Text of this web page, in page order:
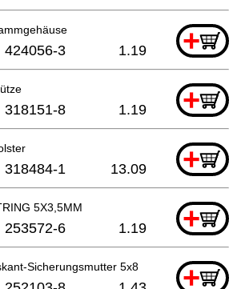
+
424056-3 1.19
+
318151-8 1.19
+
318484-1 13.09
5X3,5MM +
253572-6 1.19
Sicherungsmutter 5x8 +